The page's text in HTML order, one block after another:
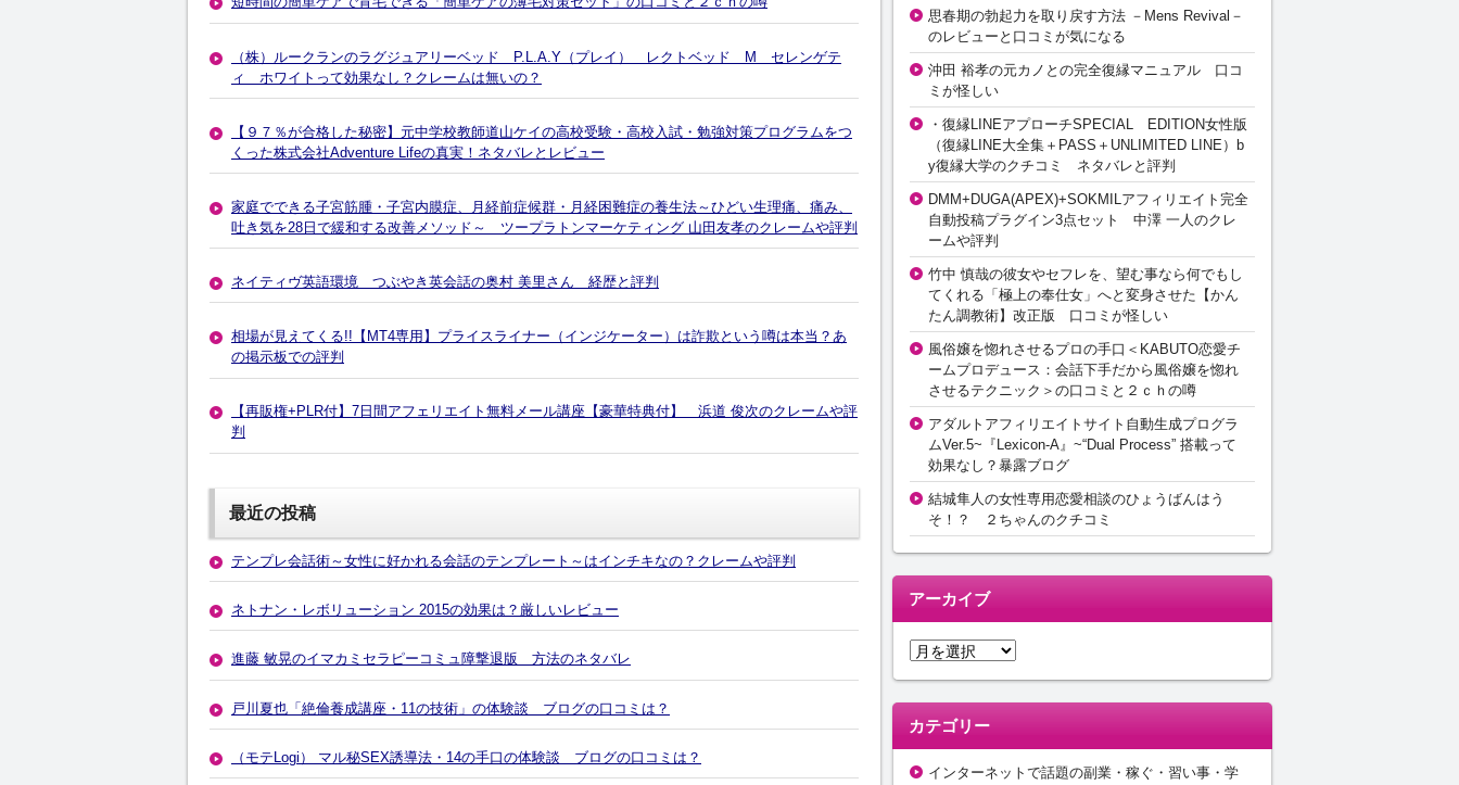
（株）ルークランのラグジュアリーベッド P.L.A.Y（プレイ） レクトベッド M セレンゲテ
ィ ホワイトって効果なし？クレームは無いの？
【９７％が合格した秘密】元中学校教師道山ケイの高校受験・高校入試・勉強対策プログラムをつ
くった株式会社Adventure Lifeの真実！ネタバレとレビュー
家庭でできる子宮筋腫・子宮内膜症、月経前症候群・月経困難症の養生法～ひどい生理痛、痛み、
吐き気を28日で緩和する改善メソッド～ ツープラトンマーケティング 山田友孝のクレームや評判
ネイティヴ英語環境 つぶやき英会話の奥村 美里さん 経歴と評判
相場が見えてくる!!【MT4専用】プライスライナー（インジケーター）は詐欺という噂は本当？あ
の掲示板での評判
【再販権+PLR付】7日間アフェリエイト無料メール講座【豪華特典付】 浜道 俊次のクレームや評
判
最近の投稿
テンプレ会話術～女性に好かれる会話のテンプレート～はインチキなの？クレームや評判
ネトナン・レボリューション 2015の効果は？厳しいレビュー
進藤 敏晃のイマカミセラピーコミュ障撃退版 方法のネタバレ
戸川夏也「絶倫養成講座・11の技術」の体験談 ブログの口コミは？
（モテLogi） マル秘SEX誘導法・14の手口の体験談 ブログの口コミは？
思春期の勃起力を取り戻す方法 －Mens Revival－
のレビューと口コミが気になる
沖田 裕孝の元カノとの完全復縁マニュアル 口コ
ミが怪しい
・復縁LINEアプローチSPECIAL EDITION女性版
（復縁LINE大全集＋PASS＋UNLIMITED LINE）b
y復縁大学のクチコミ ネタバレと評判
DMM+DUGA(APEX)+SOKMILアフィリエイト完全
自動投稿プラグイン3点セット 中澤 一人のクレ
ームや評判
竹中 慎哉の彼女やセフレを、望む事なら何でもし
てくれる「極上の奉仕女」へと変身させた【かん
たん調教術】改正版 口コミが怪しい
風俗嬢を惚れさせるプロの手口＜KABUTO恋愛チ
ームプロデュース：会話下手だから風俗嬢を惚れ
させるテクニック＞の口コミと２ｃｈの噂
アダルトアフィリエイトサイト自動生成プログラ
ムVer.5~『Lexicon-A』~“Dual Process” 搭載って
効果なし？暴露ブログ
結城隼人の女性専用恋愛相談のひょうばんはう
そ！？ ２ちゃんのクチコミ
アーカイブ
ア
イ
カテゴリー
インターネットで話題の副業・稼ぐ・習い事・学